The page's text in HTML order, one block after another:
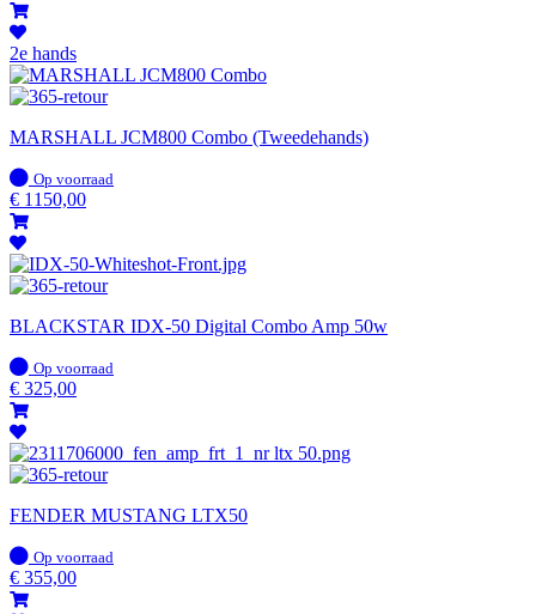
2e hands
MARSHALL JCM800 Combo (Tweedehands)
Op
voorraad
Op voorraad
€ 1150,00
BLACKSTAR IDX-50 Digital Combo Amp 50w
Op
voorraad
Op voorraad
€ 325,00
FENDER MUSTANG LTX50
Op
voorraad
Op voorraad
€ 355,00